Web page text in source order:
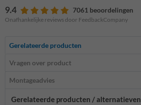
9.4 7061 beoordelingen
Onafhankelijke reviews door FeedbackCompany
Gerelateerde producten
Vragen over product
Montageadvies
Gerelateerde producten / alternatieven